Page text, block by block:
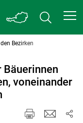
Bezirken
Bäuerinnen
voneinander